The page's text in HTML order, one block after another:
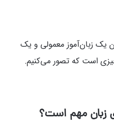
یک زبان‌آموز معمولی و یک
چیزی است که تصور می‌کنیم.
زبان مهم است؟